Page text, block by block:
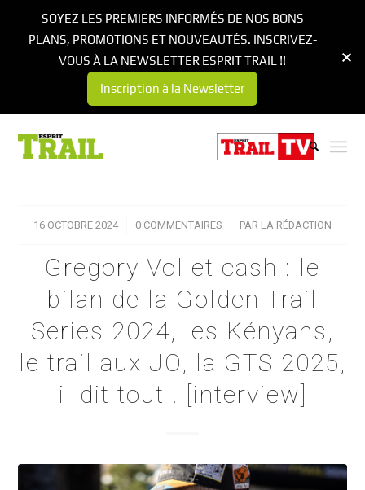
16 OCTOBRE 2024
/ 0 COMMENTAIRES
/ PAR LA RÉDACTION
Gregory Vollet cash : le
bilan de la Golden Trail
Series 2024, les Kényans,
le trail aux JO, la GTS 2025,
il dit tout ! [interview]
SOYEZ LES PREMIERS INFORMÉS DE NOS BONS
PLANS, PROMOTIONS ET NOUVEAUTÉS. INSCRIVEZ-
VOUS À LA NEWSLETTER ESPRIT TRAIL !!
Inscription à la Newsletter